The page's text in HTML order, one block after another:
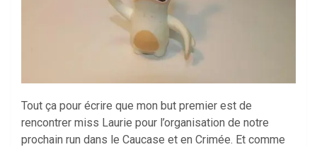
Tout ça pour écrire que mon but premier est de
rencontrer miss Laurie pour l’organisation de notre
prochain run dans le Caucase et en Crimée. Et comme